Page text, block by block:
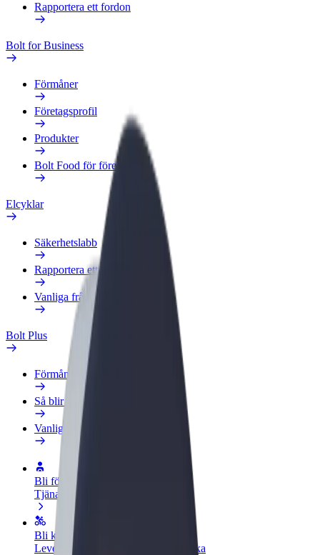
Rapportera ett fordon
Bolt for Business
Förmåner
Företagsprofil
Produkter
Bolt Food för företag
Elcyklar
Säkerhetslabb
Rapportera ett problem
Vanliga frågor
Bolt Plus
Förmåner
Så blir du medlem
Vanliga frågor
Bli förare
Tjäna pengar på dina egna villkor
Bli kurir
Leverera mat och få betalt varje vecka